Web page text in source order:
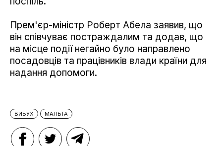
Прем'єр-міністр Роберт Абела заявив, що
він співчуває постраждалим та додав, що
на місце події негайно було направлено
посадовців та працівників влади країни для
надання допомоги.
ВИБУХ МАЛЬТА